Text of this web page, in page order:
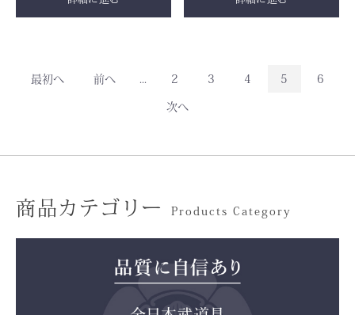
最初へ 前へ ... 2 3 4 5
6
次へ
商品カテゴリー Products Category